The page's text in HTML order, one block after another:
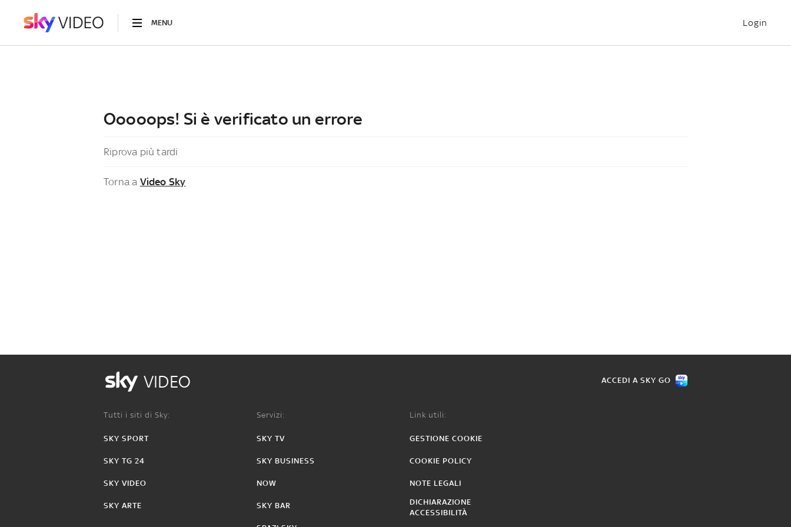
MENU Login
Ooooops! Si è verificato un errore
Riprova più tardi
Torna a Video Sky
VIDEO ACCEDI A SKY GO
Tutti i siti di Sky:
SKY SPORT
SKY TG 24
SKY VIDEO
SKY ARTE
Servizi:
SKY TV
SKY BUSINESS
NOW
SKY BAR
Link utili:
GESTIONE COOKIE
COOKIE POLICY
NOTE LEGALI
DICHIARAZIONE
ACCESSIBILITÀ